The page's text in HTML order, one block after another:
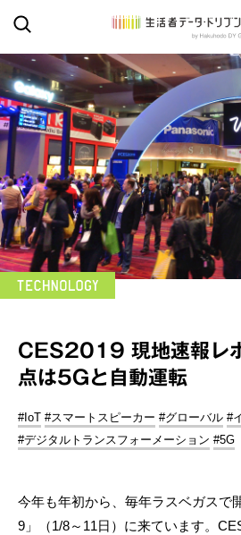
CES2019 現地速報レ
点は5Gと自動運転
#IoT #スマートスピーカー #グローバル #
#デジタルトランスフォーメーション #5G
今年も年初から、毎年ラスベガスで
9」（1/8～11日）に来ています。